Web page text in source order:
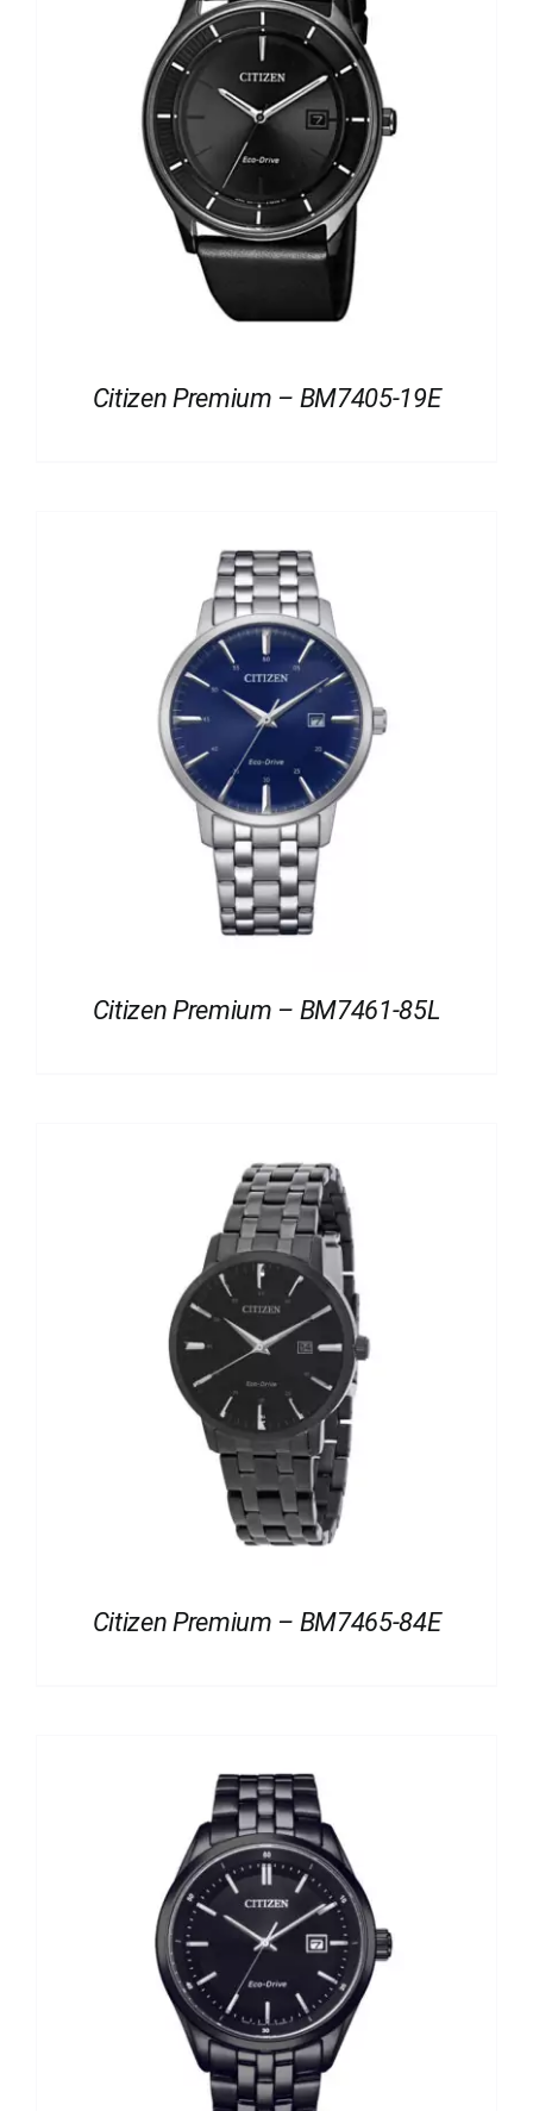
Citizen Premium – BM7405-19E
Citizen Premium – BM7461-85L
Citizen Premium – BM7465-84E